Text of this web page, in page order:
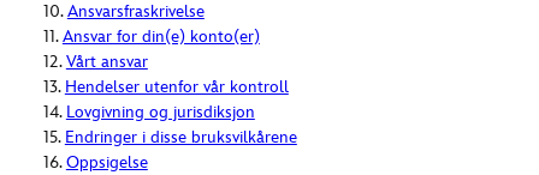
10.Ansvarsfraskrivelse
11.Ansvar for din(e) konto(er)
12.Vårt ansvar
13. Hendelser utenfor vår kontroll
14. Lovgivning og jurisdiksjon
15. Endringer i disse bruksvilkårene
16.Oppsigelse